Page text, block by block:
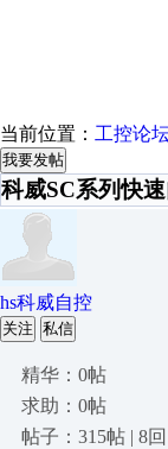
当前位置： 工控论
我要发帖
科威SC系列快
hs科威自控
关注 私信
精华：0帖
求助：0帖
帖子：315帖 | 8回